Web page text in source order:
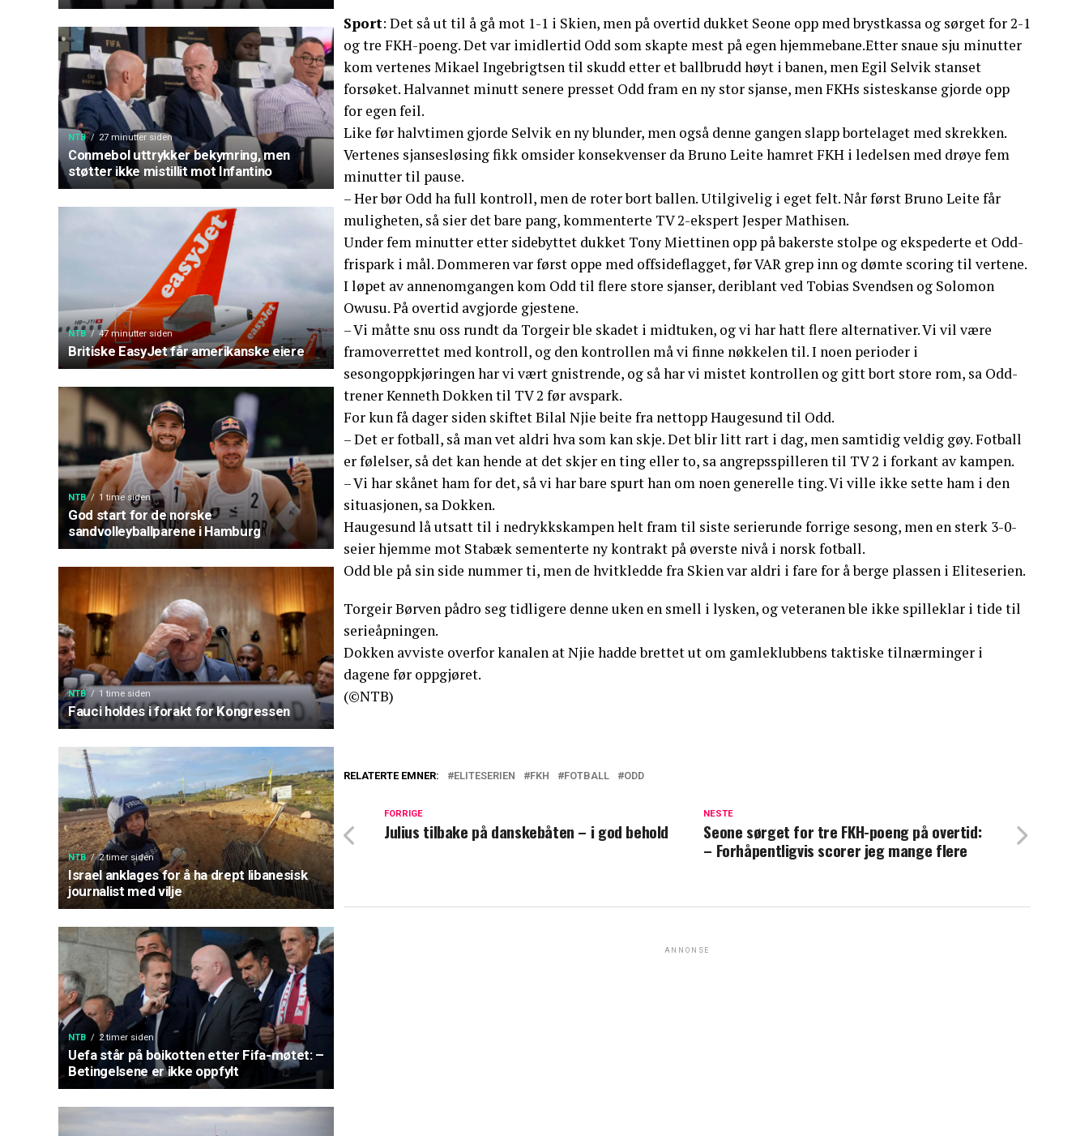
NTB 27 minutter siden
Conmebol uttrykker bekymring, men
støtter ikke mistillit mot Infantino
NTB 47 minutter siden
Britiske EasyJet får amerikanske eiere
NTB 1 time siden
God start for de norske
sandvolleyballparene i Hamburg
NTB 1 time siden
Fauci holdes i forakt for Kongressen
NTB 2 timer siden
Israel anklages for å ha drept libanesisk
journalist med vilje
NTB 2 timer siden
Uefa står på boikotten etter Fifa-møtet: –
Betingelsene er ikke oppfylt
Sport: Det så ut til å gå mot 1-1 i Skien, men på overtid dukket Seone opp med brystkassa og sørget for 2-1
og tre FKH-poeng. Det var imidlertid Odd som skapte mest på egen hjemmebane.Etter snaue sju minutter
kom vertenes Mikael Ingebrigtsen til skudd etter et ballbrudd høyt i banen, men Egil Selvik stanset
forsøket. Halvannet minutt senere presset Odd fram en ny stor sjanse, men FKHs sisteskanse gjorde opp
for egen feil.
Like før halvtimen gjorde Selvik en ny blunder, men også denne gangen slapp bortelaget med skrekken.
Vertenes sjansesløsing fikk omsider konsekvenser da Bruno Leite hamret FKH i ledelsen med drøye fem
minutter til pause.
– Her bør Odd ha full kontroll, men de roter bort ballen. Utilgivelig i eget felt. Når først Bruno Leite får
muligheten, så sier det bare pang, kommenterte TV 2-ekspert Jesper Mathisen.
Under fem minutter etter sidebyttet dukket Tony Miettinen opp på bakerste stolpe og ekspederte et Odd-
frispark i mål. Dommeren var først oppe med offsideflagget, før VAR grep inn og dømte scoring til vertene.
I løpet av annenomgangen kom Odd til flere store sjanser, deriblant ved Tobias Svendsen og Solomon
Owusu. På overtid avgjorde gjestene.
– Vi måtte snu oss rundt da Torgeir ble skadet i midtuken, og vi har hatt flere alternativer. Vi vil være
framoverrettet med kontroll, og den kontrollen må vi finne nøkkelen til. I noen perioder i
sesongoppkjøringen har vi vært gnistrende, og så har vi mistet kontrollen og gitt bort store rom, sa Odd-
trener Kenneth Dokken til TV 2 før avspark.
For kun få dager siden skiftet Bilal Njie beite fra nettopp Haugesund til Odd.
– Det er fotball, så man vet aldri hva som kan skje. Det blir litt rart i dag, men samtidig veldig gøy. Fotball
er følelser, så det kan hende at det skjer en ting eller to, sa angrepsspilleren til TV 2 i forkant av kampen.
– Vi har skånet ham for det, så vi har bare spurt han om noen generelle ting. Vi ville ikke sette ham i den
situasjonen, sa Dokken.
Haugesund lå utsatt til i nedrykkskampen helt fram til siste serierunde forrige sesong, men en sterk 3-0-
seier hjemme mot Stabæk sementerte ny kontrakt på øverste nivå i norsk fotball.
Odd ble på sin side nummer ti, men de hvitkledde fra Skien var aldri i fare for å berge plassen i Eliteserien.
Torgeir Børven pådro seg tidligere denne uken en smell i lysken, og veteranen ble ikke spilleklar i tide til
serieåpningen.
Dokken avviste overfor kanalen at Njie hadde brettet ut om gamleklubbens taktiske tilnærminger i
dagene før oppgjøret.
(©NTB)
RELATERTE EMNER: ELITESERIEN FKH FOTBALL ODD
NESTE
Seone sørget for tre FKH-poeng på overtid:
– Forhåpentligvis scorer jeg mange flere
FORRIGE
Julius tilbake på danskebåten – i god behold
ANNONSE